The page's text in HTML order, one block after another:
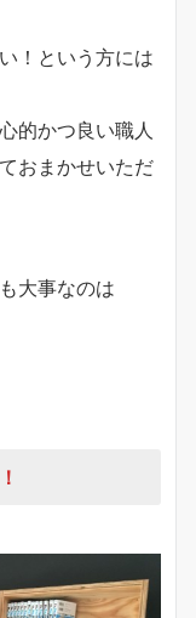
！という方には
的かつ良い職人
おまかせいただ
大事なのは